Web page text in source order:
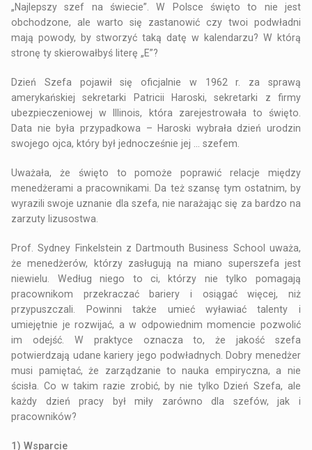
„Najlepszy szef na świecie”. W Polsce święto to nie jest
obchodzone, ale warto się zastanowić czy twoi podwładni
mają powody, by stworzyć taką datę w kalendarzu? W którą
stronę ty skierowałbyś literę „E”?
Dzień Szefa pojawił się oficjalnie w 1962 r. za sprawą
amerykańskiej sekretarki Patricii Haroski, sekretarki z firmy
ubezpieczeniowej w Illinois, która zarejestrowała to święto.
Data nie była przypadkowa – Haroski wybrała dzień urodzin
swojego ojca, który był jednocześnie jej … szefem.
Uważała, że święto to pomoże poprawić relacje między
menedżerami a pracownikami. Da też szansę tym ostatnim, by
wyrazili swoje uznanie dla szefa, nie narażając się za bardzo na
zarzuty lizusostwa.
Prof. Sydney Finkelstein z Dartmouth Business School uważa,
że menedżerów, którzy zasługują na miano superszefa jest
niewielu. Według niego to ci, którzy nie tylko pomagają
pracownikom przekraczać bariery i osiągać więcej, niż
przypuszczali. Powinni także umieć wyławiać talenty i
umiejętnie je rozwijać, a w odpowiednim momencie pozwolić
im odejść. W praktyce oznacza to, że jakość szefa
potwierdzają udane kariery jego podwładnych. Dobry menedżer
musi pamiętać, że zarządzanie to nauka empiryczna, a nie
ścisła. Co w takim razie zrobić, by nie tylko Dzień Szefa, ale
każdy dzień pracy był miły zarówno dla szefów, jak i
pracowników?
1) Wsparcie